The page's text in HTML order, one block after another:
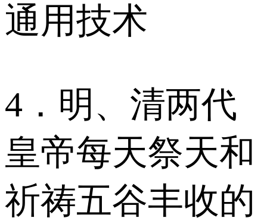
通用技术
4．明、清两代
皇帝每天祭天和
祈祷五谷丰收的